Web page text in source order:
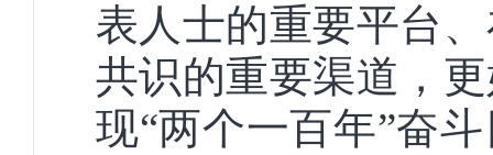
表人士的重要平台
共识的重要渠道，
现“两个一百年”奋